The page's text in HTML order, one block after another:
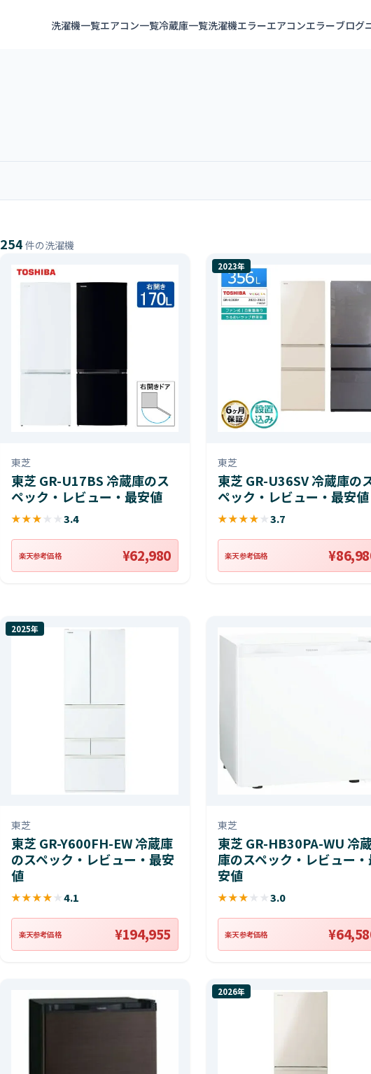
洗濯機一覧エアコン一覧冷蔵庫一覧洗濯機エラーエアコンエラーブログ
254 件の洗濯機
東芝
東芝 GR-U17BS 冷蔵庫のス
ペック・レビュー・最安値
★★★ ★ ★ 3.4
楽天参考価格 ¥62,980
2023年
東芝
東芝 GR-U36SV 冷蔵庫の
ペック・レビュー・最安値
★★★★ ★ 3.7
楽天参考価格
2025年
東芝
東芝 GR-Y600FH-EW 冷蔵庫
のスペック・レビュー・最安
値
★★★★ ★ 4.1
楽天参考価格 ¥194,955
東芝
東芝 GR-HB30PA-WU 冷
庫のスペック・レビュー
安値
★★★ ★ ★ 3.0
楽天参考価格
2026年